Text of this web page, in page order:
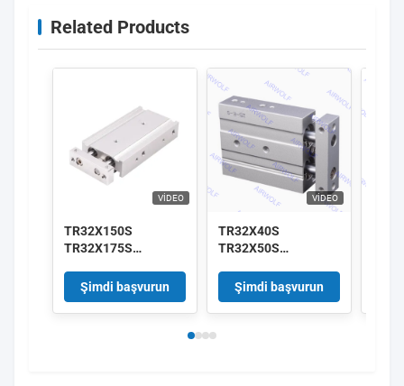
Related Products
VIDEO
TR32X150S
TR32X175S
Serisi AirTAC Çift
Eylemli Çift Çubuk
Silindir
Şimdi başvurun
VIDEO
TR32X40S
TR32X50S
TR32X70S TR Serisi
AirTAC Çifte Eylemli
Çift Çubuklı Silindir
Şimdi başvurun